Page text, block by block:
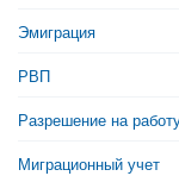
Эмиграция
РВП
Разрешение на
Миграционный учет